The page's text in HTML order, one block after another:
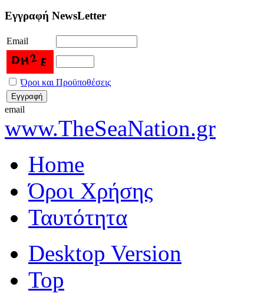
Εγγραφή NewsLetter
Email
Όροι και Προϋποθέσεις
email
www.TheSeaNation.gr
Home
Όροι Χρήσης
Ταυτότητα
Desktop Version
Top